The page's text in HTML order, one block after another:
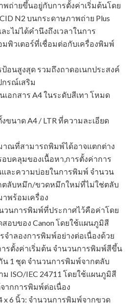
พถ่ายขึ้นอยู่กับการตั้งค่าเริ่มต้นโดย
N2 บนกระดาษภาพถ่าย Plus
ะไม่ได้คํานึงถึงเวลาในการ
พิวเตอร์ที่เชื่อมต่อกับเครื่องพิมพ์
อนสูงสุด รวมถึงถาดอเนกประสงค์
รณ์เสริม
เอกสาร A4 ในระดับสีเทา โหมด
ขนาด A4 / LTR ที่ความละเอียด
ณที่สามารถพิมพ์ได้อาจแตกต่าง
บคลุมของเนื้อหา,การตั้งค่าการ
ะความบ่อยในการพิมพ์ จำนวน
ลับหมึก/ขวดหมึกใหม่ที่ไม่ใช่ตลับ
พร้อมเครื่อง
วนการพิมพ์ที่ประกาศไว้คือค่าโดย
อบของ Canon โดยใช้แผนภูมิสี
จําลองการพิมพ์อย่างต่อเนื่องด้วย
รตั้งค่าเริ่มต้น จำนวนการพิมพ์สีขึ้น
1 ชุด จำนวนการพิมพ์จากตลับ
ISO/IEC 24711 โดยใช้แผนภูมิสี
ากการพิมพ์ต่อเนื่อง
x 6 นิ้ว: จำนวนการพิมพ์จากขวด